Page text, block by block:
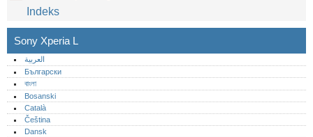
Indeks
Sony Xperia L
العربية
Български
বাংলা
Bosanski
Català
Čeština
Dansk